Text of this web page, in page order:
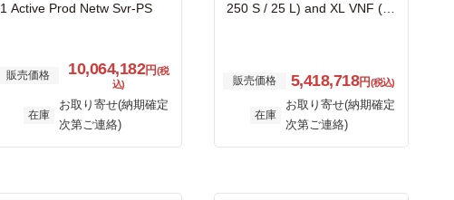
1 Active Prod Netw Svr-PS
販売価格 10,064,182円(税
込)
在庫
お取り寄せ(納期確定
次第ご連絡)
250 S / 25 L) and XL VNF (D
販売価格 5,418,718円(税込)
在庫
お取り寄せ(納期確定
次第ご連絡)